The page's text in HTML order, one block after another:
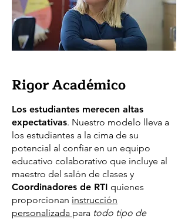
Rigor Académico
Los estudiantes merecen altas
expectativas. Nuestro modelo lleva a
los estudiantes a la cima de su
potencial al confiar en un equipo
educativo colaborativo que incluye al
maestro del salón de clases y
Coordinadores de RTI quienes
proporcionan instrucción
personalizada para todo tipo de